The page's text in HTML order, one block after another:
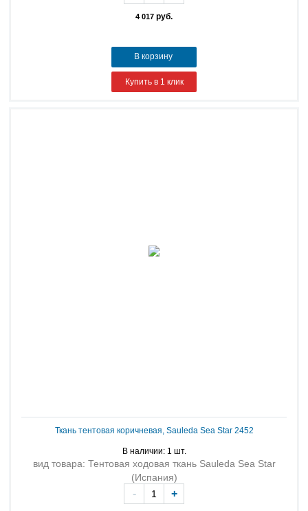
4 017 руб.
В корзину
Купить в 1 клик
Ткань тентовая коричневая, Sauleda Sea Star 2452
В наличии: 1 шт.
вид товара: Тентовая ходовая ткань Sauleda Sea Star
(Испания)
- +